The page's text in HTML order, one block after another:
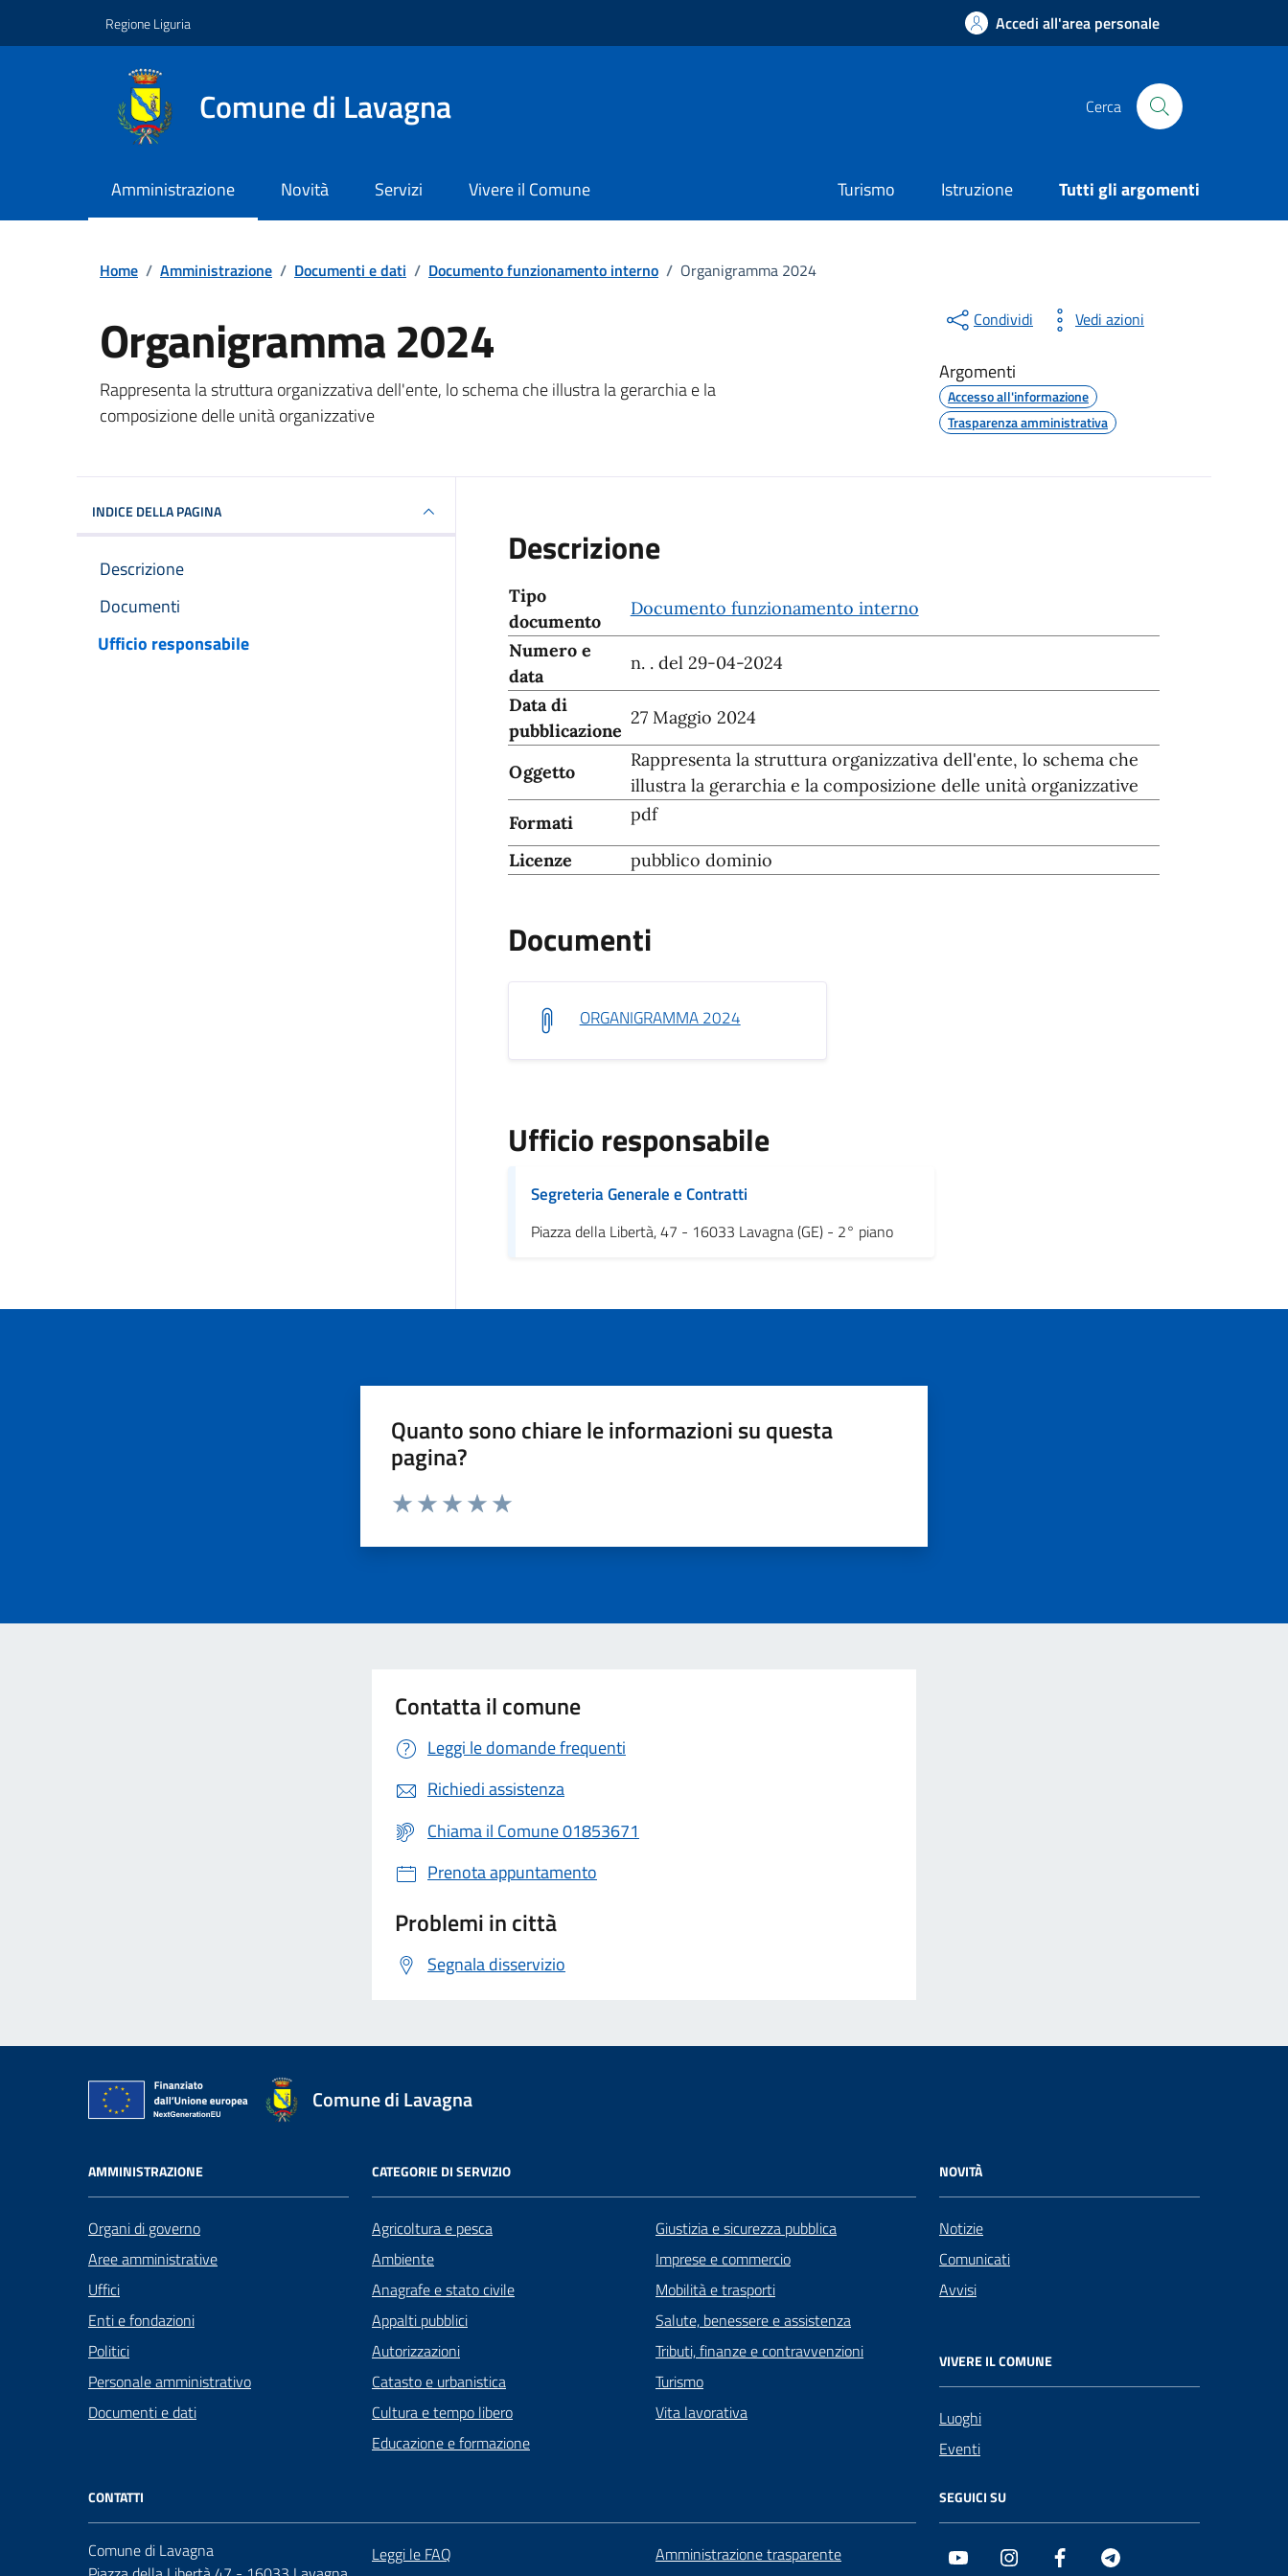
Regione Liguria Accedi all'area personale
Comune di Lavagna Cerca
Amministrazione Novità Servizi Vivere il Comune Turismo Istruzione Tutti gli argomenti
Home / Amministrazione / Documenti e dati / Documento funzionamento interno / Organigramma 2024
Organigramma 2024
Documento pubblico
Rappresenta la struttura organizzativa dell'ente, lo schema che illustra la gerarchia e la
composizione delle unità organizzative
Condividi Vedi azioni
Argomenti
Accesso all'informazione
Trasparenza amministrativa
INDICE DELLA PAGINA
Descrizione
Documenti
Ufficio responsabile
Descrizione
Tipo
documento
Documento funzionamento interno
Numero e
data
n. . del 29-04-2024
Data di
pubblicazione
27 Maggio 2024
Oggetto
Rappresenta la struttura organizzativa dell'ente, lo schema che
illustra la gerarchia e la composizione delle unità organizzative
Formati
pdf
Licenze pubblico dominio
Documenti
ORGANIGRAMMA 2024
Ufficio responsabile
Segreteria Generale e Contratti
Piazza della Libertà, 47 - 16033 Lavagna (GE) - 2° piano
Quanto sono chiare le informazioni su questa
pagina?
Contatta il comune
Leggi le domande frequenti
Richiedi assistenza
Chiama il Comune 01853671
Prenota appuntamento
Problemi in città
Segnala disservizio
Comune di Lavagna
AMMINISTRAZIONE
Organi di governo
Aree amministrative
Uffici
Enti e fondazioni
Politici
Personale amministrativo
Documenti e dati
CATEGORIE DI SERVIZIO
Agricoltura e pesca
Ambiente
Anagrafe e stato civile
Appalti pubblici
Autorizzazioni
Catasto e urbanistica
Cultura e tempo libero
Educazione e formazione
Giustizia e sicurezza pubblica
Imprese e commercio
Mobilità e trasporti
Salute, benessere e assistenza
Tributi, finanze e contravvenzioni
Turismo
Vita lavorativa
NOVITÀ
Notizie
Comunicati
Avvisi
VIVERE IL COMUNE
Luoghi
Eventi
CONTATTI
Comune di Lavagna
Leggi le FAQ
Amministrazione trasparente
SEGUICI SU
Youtube Instagram Facebook